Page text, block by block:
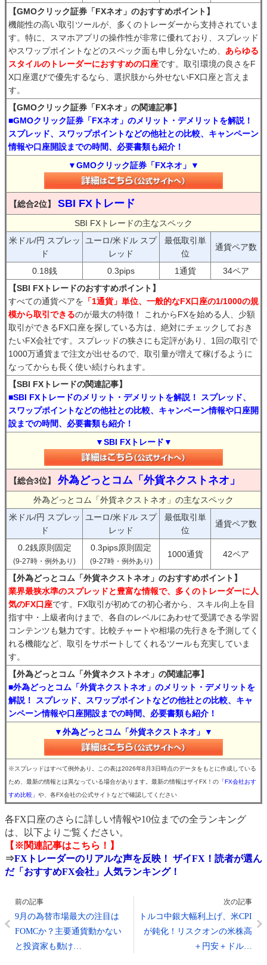
【GMOクリック証券「FXネオ」のおすすめポイント】
機能性の高い取引ツールが、多くのトレーダーから支持されていま
す。特に、スマホアプリの操作性が非常に優れており、スプレッド
やスワップポイントなどのスペック面も申し分ないため、 あらゆる
スタイルのトレーダーにおすすめの口座です。取引環境の良さをF
X口座選びで優先するなら、選択肢から外せないFX口座と言えま
す。
【GMOクリック証券「FXネオ」の関連記事】
■GMOクリック証券「FXネオ」のメリット・デメリットを解説！
スプレッド、スワップポイントなどの他社との比較、キャンペーン
情報や口座開設までの時間、必要書類も紹介！
▼GMOクリック証券「FXネオ」▼
【総合2位】 SBI FXトレード
SBI FXトレードの主なスペック
米ドル/円 スプレッ
ド
ユーロ/米ドル スプ
レッド
最低取引単
位
通貨ペア数
0.18銭 0.3pips 1通貨
34ペア
【SBI FXトレードのおすすめポイント】
すべての通貨ペアを 「1通貨」単位、一般的なFX口座の1/1000の規
模から取引できるのが最大の特徴！ これからFXを始める人、少額
取引ができるFX口座を探している方は、絶対にチェックしておき
たいFX会社です。スプレッドの狭さにも定評があり、1回の取引で
1000万通貨まで注文が出せるので、取引量が増えて稼げるように
なってからも長く使い続けられます。
【SBI FXトレードの関連記事】
■SBI FXトレードのメリット・デメリットを解説！ スプレッド、
スワップポイントなどの他社との比較、キャンペーン情報や口座開
設までの時間、必要書類も紹介！
▼SBI FXトレード▼
【総合3位】 外為どっとコム「外貨ネクストネオ」
外為どっとコム「外貨ネクストネオ」の主なスペック
米ドル/円 スプレッ
ド
ユーロ/米ドル スプ
レッド
最低取引単
位
通貨ペア数
0.2銭原則固定
(9-27時・例外あり)
0.3pips原則固定
(9-27時・例外あり)
1000通貨 42ペア
【外為どっとコム「外貨ネクストネオ」のおすすめポイント】
業界最狭水準のスプレッドと豊富な情報で、多くのトレーダーに人
気のFX口座です。FX取引が初めての初心者から、スキル向上を目
指す中・上級者向けまで、各自のレベルにあわせて受講できる学習
コンテンツも魅力です。比較チャートや相場の先行きを予測してく
れる機能など、取引をサポートしてくれるツールも充実していま
す。
【外為どっとコム「外貨ネクストネオ」の関連記事】
■外為どっとコム「外貨ネクストネオ」のメリット・デメリットを
解説！ スプレッド、スワップポイントなどの他社との比較、キャ
ンペーン情報や口座開設までの時間、必要書類も紹介！
▼外為どっとコム「外貨ネクストネオ」▼
※スプレッドはすべて例外あり。この表は2026年8月3日時点のデータをもとに作成している
ため、最新の情報とは異なっている場合があります。最新の情報はザイFX！の 「FX会社おす
すめ比較」 や、各FX会社の公式サイトなどで確認してください
各FX口座のさらに詳しい情報や10位までの全ランキング
は、以下よりご覧ください。
【※関連記事はこちら！】
⇒FXトレーダーのリアルな声を反映！ ザイFX！読者が選ん
だ「おすすめFX会社」人気ランキング！
前の記事
9月の為替市場最大の注目は
FOMCか？主要通貨動かない
と投資家も動け…
次の記事
トルコ中銀大幅利上げ、米CPI
が鈍化！リスクオンの米株高
＋円安＋ドル…